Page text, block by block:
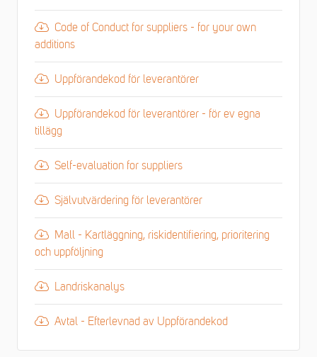
Code of Conduct for suppliers - for your own
additions
Uppförandekod för leverantörer
Uppförandekod för leverantörer - för ev egna
tillägg
Self-evaluation for suppliers
Självutvärdering för leverantörer
Mall - Kartläggning, riskidentifiering, prioritering
och uppföljning
Landriskanalys
Avtal - Efterlevnad av Uppförandekod